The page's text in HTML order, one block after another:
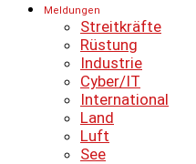
Meldungen
Streitkräfte
Rüstung
Industrie
Cyber/IT
International
Land
Luft
See